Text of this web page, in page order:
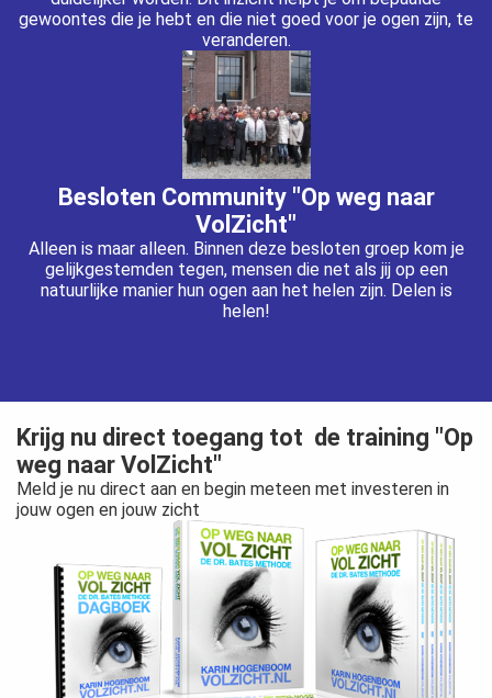
gewoontes die je hebt en die niet goed voor je ogen zijn, te
veranderen.
Besloten Community "Op weg naar
VolZicht"
Alleen is maar alleen. Binnen deze besloten groep kom je
gelijkgestemden tegen, mensen die net als jij op een
natuurlijke manier hun ogen aan het helen zijn. Delen is
helen!
Krijg nu direct toegang tot de training "Op
weg naar VolZicht"
Meld je nu direct aan en begin meteen met investeren in
jouw ogen en jouw zicht